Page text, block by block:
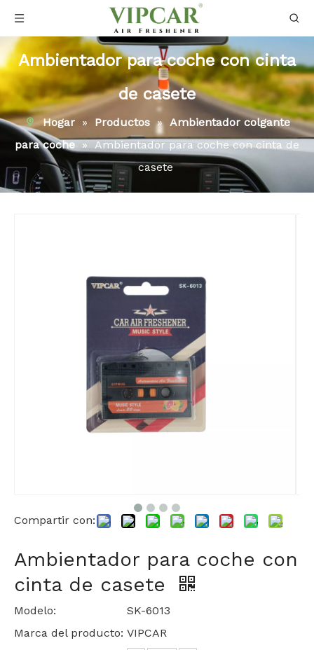
Ambientador para coche con cinta
de casete
Hogar » Productos » Ambientador colgante
para coche » Ambientador para coche con cinta de
casete
Compartir con:
Ambientador para coche con
cinta de casete
Modelo:
SK-6013
Marca del producto: VIPCAR